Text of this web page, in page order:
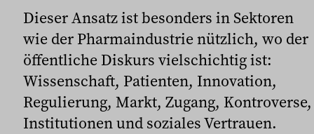
Dieser Ansatz ist besonders in Sektoren
wie der Pharmaindustrie nützlich, wo der
öffentliche Diskurs vielschichtig ist:
Wissenschaft, Patienten, Innovation,
Regulierung, Markt, Zugang, Kontroverse,
Institutionen und soziales Vertrauen.